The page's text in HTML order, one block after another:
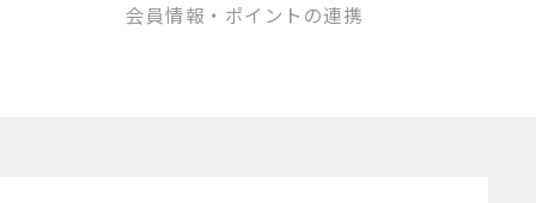
会員情報・ポイントの連携